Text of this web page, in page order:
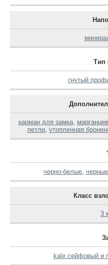
Тип
гнутый
карман для замка,
петли, утопленная
черно-белые,
Класс
3
kale сейфовый и